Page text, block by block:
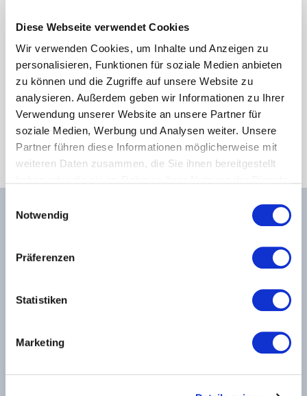
Diese Webseite verwendet Cookies
Wir verwenden Cookies, um Inhalte und Anzeigen zu
personalisieren, Funktionen für soziale Medien anbieten
zu können und die Zugriffe auf unsere Website zu
analysieren. Außerdem geben wir Informationen zu Ihrer
Verwendung unserer Website an unsere Partner für
soziale Medien, Werbung und Analysen weiter. Unsere
Partner führen diese Informationen möglicherweise mit
weiteren Daten zusammen, die Sie ihnen bereitgestellt
Weitere Informationen entnehmen Sie bitte unserer
Notwendig
Präferenzen
Statistiken
Marketing